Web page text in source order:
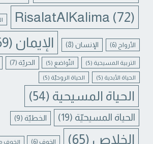
RisalatAlKalima (72)
الأرواح (6) الإنسان(8) الإيمان (69)
التربية المسيحية (5) التّواضع (5) الحريّة (7)
الحياة الأبدية (5) الحياة الروحيّة (5)
الحياة المسيحية (54)
الحياة المسيحيّة (19) الخطيّة (9)
الخلاص (65) الخوف (6) الخوف